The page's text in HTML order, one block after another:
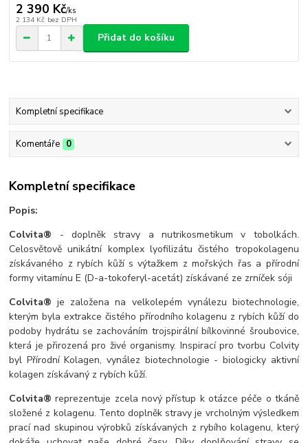
2 390 Kč/ks
2 134 Kč bez DPH
Přidat do košíku
Kompletní specifikace
Komentáře 0
Kompletní specifikace
Popis:
Colvita® - doplněk stravy a nutrikosmetikum v tobolkách.
Celosvětově unikátní komplex lyofilizátu čistého tropokolagenu
získávaného z rybích kůží s výtažkem z mořských řas a přírodní
formy vitamínu E (D-a-tokoferyl-acetát) získávané ze zrníček sóji
Colvita® je založena na velkolepém vynálezu biotechnologie,
kterým byla extrakce čistého přírodního kolagenu z rybích kůží do
podoby hydrátu se zachováním trojspirální bílkovinné šroubovice,
která je přirozená pro živé organismy. Inspirací pro tvorbu Colvity
byl Přírodní Kolagen, vynález biotechnologie - biologicky aktivní
kolagen získávaný z rybích kůží.
Colvita® reprezentuje zcela nový přístup k otázce péče o tkáně
složené z kolagenu. Tento doplněk stravy je vrcholným výsledkem
prací nad skupinou výrobků získávaných z rybího kolagenu, který